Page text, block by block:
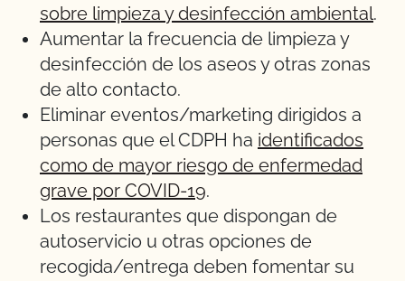
sobre limpieza y desinfección ambiental.
Aumentar la frecuencia de limpieza y
desinfección de los aseos y otras zonas
de alto contacto.
Eliminar eventos/marketing dirigidos a
personas que el CDPH ha identificados
como de mayor riesgo de enfermedad
grave por COVID-19.
Los restaurantes que dispongan de
autoservicio u otras opciones de
recogida/entrega deben fomentar su